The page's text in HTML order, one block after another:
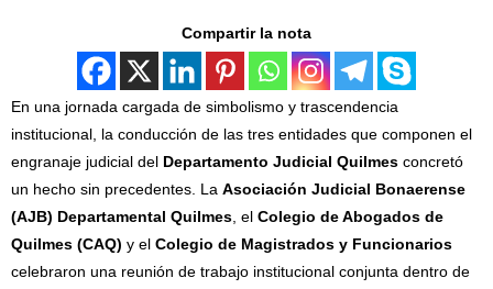
Compartir la nota
En una jornada cargada de simbolismo y trascendencia
institucional, la conducción de las tres entidades que componen el
engranaje judicial del Departamento Judicial Quilmes concretó
un hecho sin precedentes. La Asociación Judicial Bonaerense
(AJB) Departamental Quilmes, el Colegio de Abogados de
Quilmes (CAQ) y el Colegio de Magistrados y Funcionarios
celebraron una reunión de trabajo institucional conjunta dentro de